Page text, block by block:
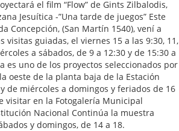
el film “Flow” de Gints Zilbalodis,
Jesuítica -”Una tarde de juegos” Este
Concepción, (San Martín 1540), vení a
guiadas, el viernes 15 a las 9:30, 11,
a sábados, de 9 a 12:30 y de 15:30 a
es uno de los proyectos seleccionados por
oeste de la planta baja de la Estación
de miércoles a domingos y feriados de 16
visitar en la Fotogalería Municipal
Nacional Continúa la muestra
y domingos, de 14 a 18.